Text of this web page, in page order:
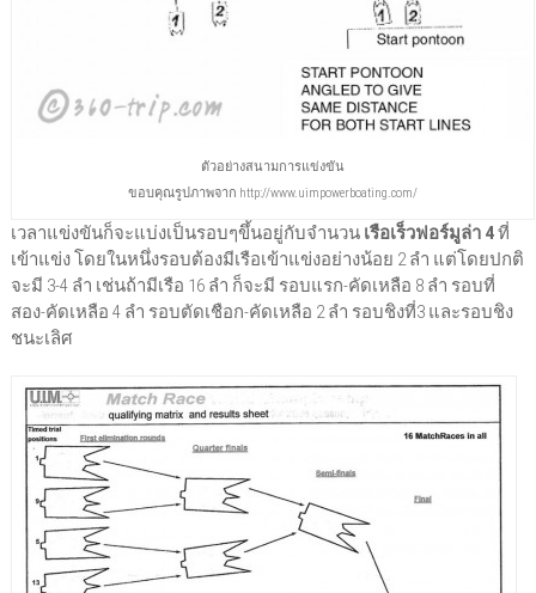
ตัวอย่างสนามการแข่งขัน
ขอบคุณรูปภาพจาก http://www.uimpowerboating.com/
เวลาแข่งขันก็จะแบ่งเป็นรอบๆขึ้นอยู่กับจำนวน เรือเร็วฟอร์มูล่า 4ที่
เข้าแข่ง โดยในหนึ่งรอบต้องมีเรือเข้าแข่งอย่างน้อย 2 ลำ แต่โดยปกติ
จะมี 3-4 ลำ เช่นถ้ามีเรือ 16 ลำ ก็จะมี รอบแรก-คัดเหลือ 8 ลำ รอบที่
สอง-คัดเหลือ 4 ลำ รอบตัดเชือก-คัดเหลือ 2 ลำ รอบชิงที่3 และรอบชิง
ชนะเลิศ